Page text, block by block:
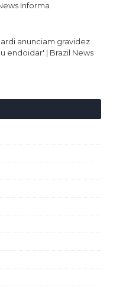
Informa
anunciam gravidez
endoidar' | Brazil News